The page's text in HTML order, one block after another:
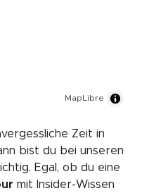
MapLibre
Zeit in
bist du bei unseren
Egal, ob du eine
mit Insider-Wissen